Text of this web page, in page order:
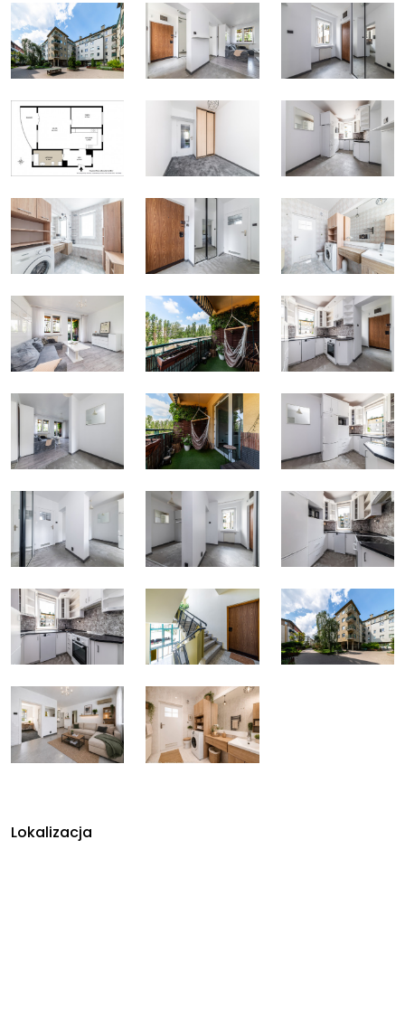
Lokalizacja